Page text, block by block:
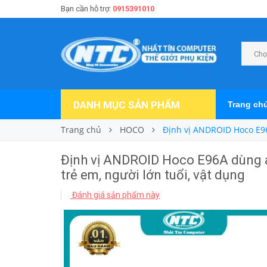
Bạn cần hỗ trợ: 0915391010
DANH MỤC SẢN PHẨM Trang
Trang chủ HOCO Định vị ANDROID Hoco
Định vị ANDROID Hoco E96A
trẻ em, người lớn tuổi, vật dụng
Đánh giá sản phẩm này